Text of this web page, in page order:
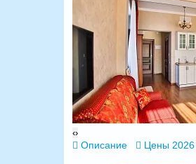
‹›
Описание Цены